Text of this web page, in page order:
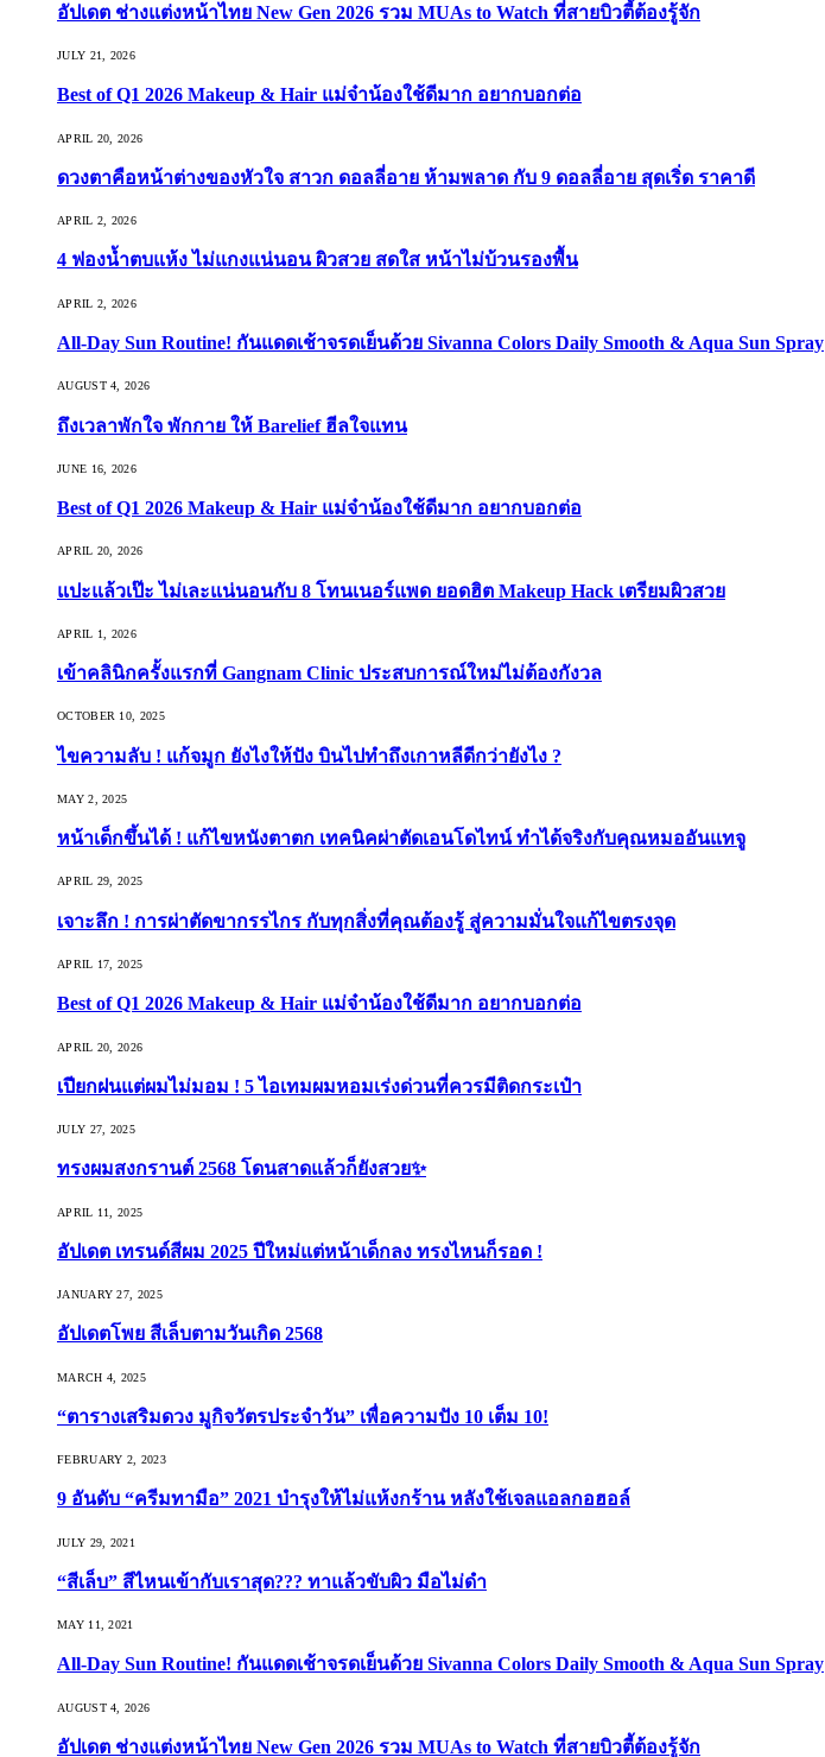
อัปเดต ช่างแต่งหน้าไทย New Gen 2026 รวม MUAs to Watch ที่สายบิวตี้ต้องรู้จัก
JULY 21, 2026
Best of Q1 2026 Makeup & Hair แม่จ๋าน้องใช้ดีมาก อยากบอกต่อ
APRIL 20, 2026
ดวงตาคือหน้าต่างของหัวใจ สาวก ดอลลี่อาย ห้ามพลาด กับ 9 ดอลลี่อาย สุดเริ่ด ราคาดี
APRIL 2, 2026
4 ฟองน้ำตบแห้ง ไม่แกงแน่นอน ผิวสวย สดใส หน้าไม่บ้วนรองพื้น
APRIL 2, 2026
All-Day Sun Routine! กันแดดเช้าจรดเย็นด้วย Sivanna Colors Daily Smooth & Aqua Sun Spray
AUGUST 4, 2026
ถึงเวลาพักใจ พักกาย ให้ Barelief ฮีลใจแทน
JUNE 16, 2026
Best of Q1 2026 Makeup & Hair แม่จ๋าน้องใช้ดีมาก อยากบอกต่อ
APRIL 20, 2026
แปะแล้วเป๊ะ ไม่เละแน่นอนกับ 8 โทนเนอร์แพด ยอดฮิต Makeup Hack เตรียมผิวสวย
APRIL 1, 2026
เข้าคลินิกครั้งแรกที่ Gangnam Clinic ประสบการณ์ใหม่ไม่ต้องกังวล
OCTOBER 10, 2025
ไขความลับ ! แก้จมูก ยังไงให้ปัง บินไปทำถึงเกาหลีดีกว่ายังไง ?
MAY 2, 2025
หน้าเด็กขึ้นได้ ! แก้ไขหนังตาตก เทคนิคผ่าตัดเอนโดไทน์ ทำได้จริงกับคุณหมออันแทจู
APRIL 29, 2025
เจาะลึก ! การผ่าตัดขากรรไกร กับทุกสิ่งที่คุณต้องรู้ สู่ความมั่นใจแก้ไขตรงจุด
APRIL 17, 2025
Best of Q1 2026 Makeup & Hair แม่จ๋าน้องใช้ดีมาก อยากบอกต่อ
APRIL 20, 2026
เปียกฝนแต่ผมไม่มอม ! 5 ไอเทมผมหอมเร่งด่วนที่ควรมีติดกระเป๋า
JULY 27, 2025
ทรงผมสงกรานต์ 2568 โดนสาดแล้วก็ยังสวย✨
APRIL 11, 2025
อัปเดต เทรนด์สีผม 2025 ปีใหม่แต่หน้าเด็กลง ทรงไหนก็รอด !
JANUARY 27, 2025
อัปเดตโพย สีเล็บตามวันเกิด 2568
MARCH 4, 2025
“ตารางเสริมดวง มูกิจวัตรประจำวัน” เพื่อความปัง 10 เต็ม 10!
FEBRUARY 2, 2023
9 อันดับ “ครีมทามือ” 2021 บำรุงให้ไม่แห้งกร้าน หลังใช้เจลแอลกอฮอล์
JULY 29, 2021
“สีเล็บ” สีไหนเข้ากับเราสุด??? ทาแล้วขับผิว มือไม่ดำ
MAY 11, 2021
All-Day Sun Routine! กันแดดเช้าจรดเย็นด้วย Sivanna Colors Daily Smooth & Aqua Sun Spray
AUGUST 4, 2026
อัปเดต ช่างแต่งหน้าไทย New Gen 2026 รวม MUAs to Watch ที่สายบิวตี้ต้องรู้จัก